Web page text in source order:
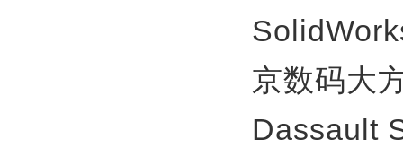
京数码大
Dassault